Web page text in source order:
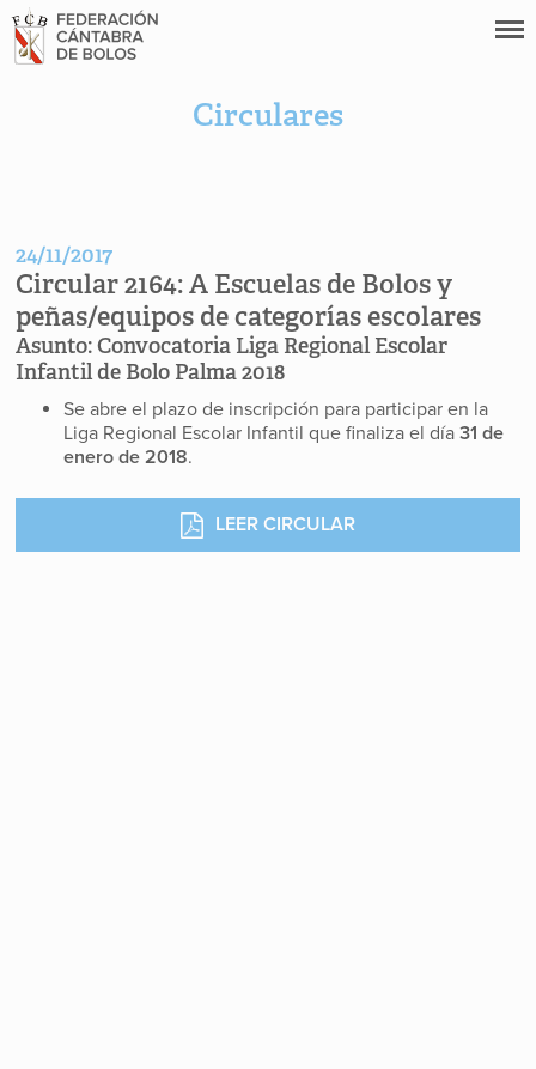
Circulares
24/11/2017
Circular 2164:A Escuelas de Bolos y
peñas/equipos de categorías escolares
Asunto:Convocatoria Liga Regional Escolar
Infantil de Bolo Palma 2018
Se abre el plazo de inscripción para participar en la
Liga Regional Escolar Infantil que finaliza el día31 de
enero de 2018.
LEER CIRCULAR